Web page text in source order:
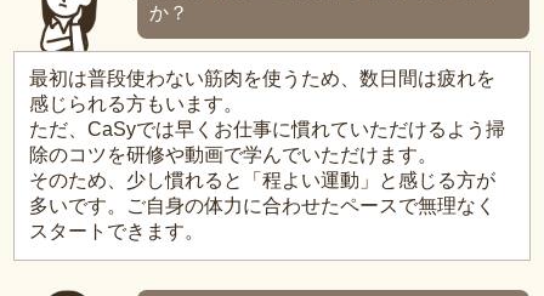
か？
最初は普段使わない筋肉を使うため、数日間は疲れを
感じられる方もいます。
ただ、CaSyでは早くお仕事に慣れていただけるよう掃
除のコツを研修や動画で学んでいただけます。
そのため、少し慣れると「程よい運動」と感じる方が
多いです。ご自身の体力に合わせたペースで無理なく
スタートできます。